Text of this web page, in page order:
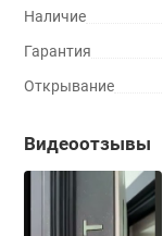
Наличие
Гарантия
Открывание
Видеоотзывы